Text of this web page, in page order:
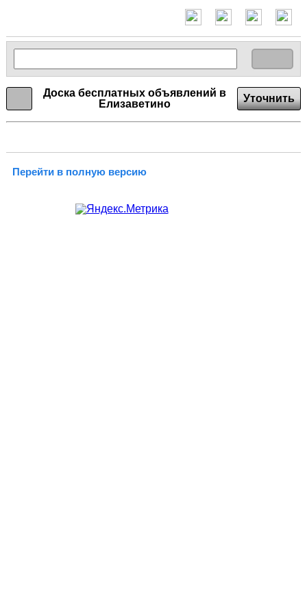
Доска бесплатных объявлений в
Елизаветино
Уточнить
Перейти в полную версию